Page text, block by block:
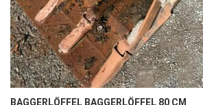
BAGGERLÖFFEL BAGGERLÖFFEL 80 CM